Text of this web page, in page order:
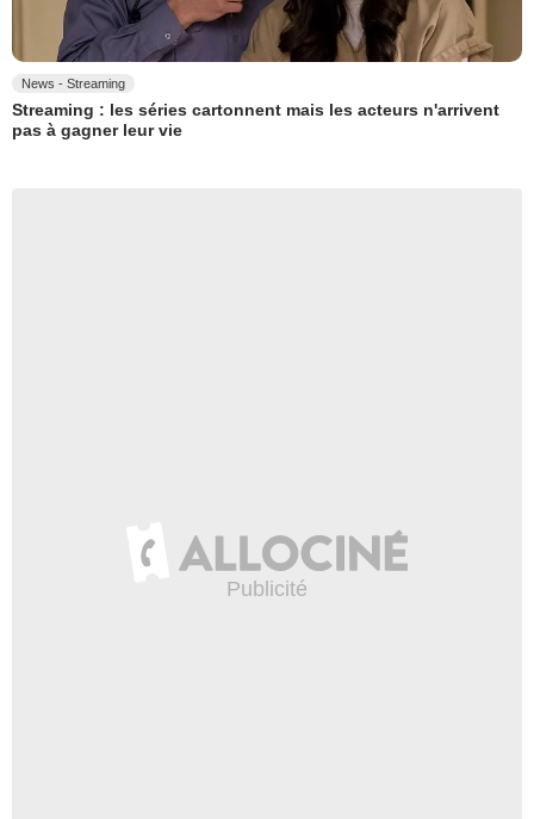
News - Streaming
Streaming : les séries cartonnent mais les acteurs n'arrivent
pas à gagner leur vie